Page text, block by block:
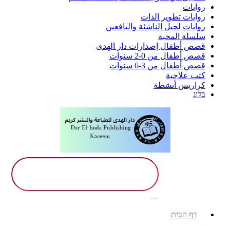
روايات
روايات تطوير الذات
روايات لجيل الناشئة واليافعين
سلسلة المحبة
قصص أطفال إصدارات دار الهدى
قصص أطفال من 0-2 سنوات
قصص أطفال من 3-6 سنوات
كتب علاجية
كراريس أنشطة
בלוג
דף הבית